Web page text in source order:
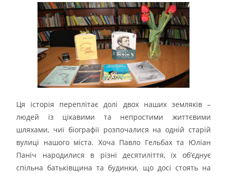
Ця історія переплітає долі двох наших земляків –
людей із цікавими та непростими життєвими
шляхами, чиї біографії розпочалися на одній старій
вулиці нашого міста. Хоча Павло Гельбах та Юліан
Паніч народилися в різні десятиліття, їх об’єднує
спільна батьківщина та будинки, що досі стоять на